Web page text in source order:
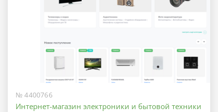
№ 4400766
Интернет-магазин электроники и бытовой техники